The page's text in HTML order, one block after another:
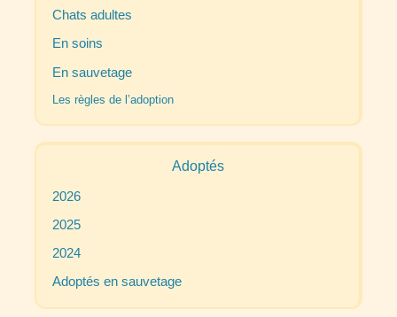
Chats adultes
En soins
En sauvetage
Les règles de l’adoption
Adoptés
2026
2025
2024
Adoptés en sauvetage